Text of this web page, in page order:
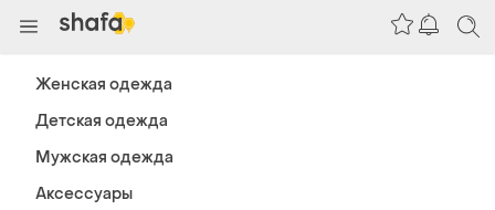
Женская одежда
Детская одежда
Мужская одежда
Аксессуары